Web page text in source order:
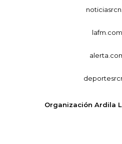
Organización Ardila